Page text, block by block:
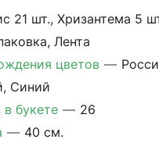
21 шт., Хризантема 5
Лента
цветов —
Синий
букете — 26
— 40 см.